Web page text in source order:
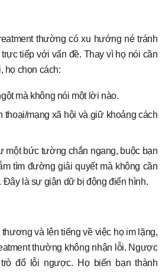
thường có xu hướng né tránh
tiếp với vấn đề. Thay vì họ nói cần
họ chọn cách:
mà không nói một lời nào.
thoại/mạng xã hội và giữ khoảng cách
một bức tường chắn ngang, buộc bạn
tìm đường giải quyết mà không cần
Đây là sự giận dữ bị động điển hình.
thương và lên tiếng về việc họ im lặng,
thường không nhận lỗi. Ngược
đổ lỗi ngược. Họ biến bạn thành